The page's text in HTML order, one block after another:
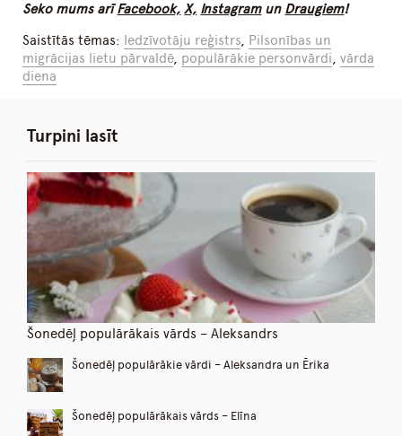
Seko mums arīFacebook, X, Instagramun Draugiem!
Saistītās tēmas:
Iedzīvotāju reģistrs, Pilsonības un
migrācijas lietu pārvaldē, populārākie personvārdi,vārda
diena
Turpini lasīt
Šonedēļ populārākais vārds – Aleksandrs
Šonedēļ populārākie vārdi – Aleksandra un Ērika
Šonedēļ populārākais vārds – Elīna